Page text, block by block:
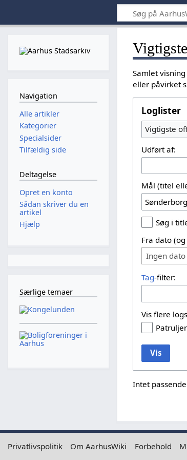
Samlet
eller påvirket
Loglister
Vigtigste
Udført af:
Mål (titel
Søg i
Fra dato
Ingen
Tag-filter:
Vis flere
Vis
Intet
Navigation
Alle artikler
Kategorier
Specialsider
Tilfældig side
Deltagelse
Opret en konto
Sådan skriver du en
artikel
Hjælp
Særlige temaer
Privatlivspolitik Om AarhusWiki Forbehold